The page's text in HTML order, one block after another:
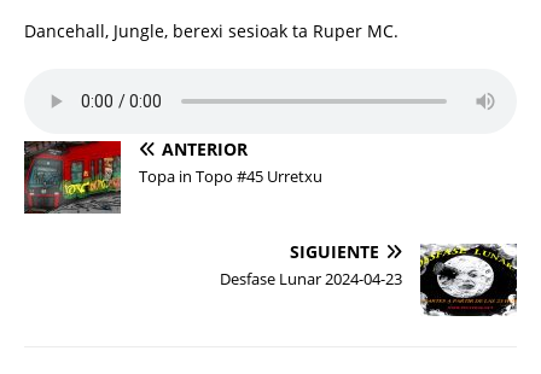
Dancehall, Jungle, berexi sesioak ta Ruper MC.
ANTERIOR
Topa in Topo #45 Urretxu
SIGUIENTE
Desfase Lunar 2024-04-23